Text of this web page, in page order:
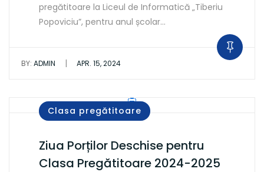
pregătitoare la Liceul de Informatică „Tiberiu
Popoviciu”, pentru anul școlar…
BY: ADMIN | APR. 15, 2024
Clasa pregătitoare
Ziua Porților Deschise pentru
Clasa Pregătitoare 2024-2025